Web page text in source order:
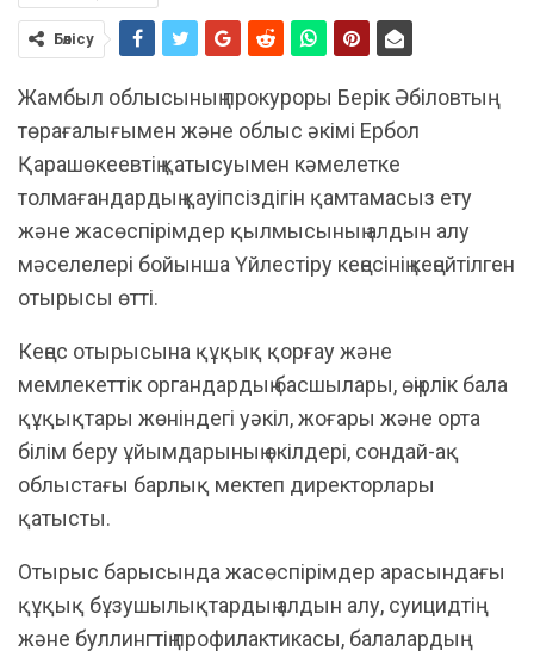
Бөлісу
Жамбыл облысының прокуроры Берік Әбіловтың
төрағалығымен және облыс әкімі Ербол
Қарашөкеевтің қатысуымен кәмелетке
толмағандардың қауіпсіздігін қамтамасыз ету
және жасөспірімдер қылмысының алдын алу
мәселелері бойынша Үйлестіру кеңесінің кеңейтілген
отырысы өтті.
Кеңес отырысына құқық қорғау және
мемлекеттік органдардың басшылары, өңірлік бала
құқықтары жөніндегі уәкіл, жоғары және орта
білім беру ұйымдарының өкілдері, сондай-ақ
облыстағы барлық мектеп директорлары
қатысты.
Отырыс барысында жасөспірімдер арасындағы
құқық бұзушылықтардың алдын алу, суицидтің
және буллингтің профилактикасы, балалардың